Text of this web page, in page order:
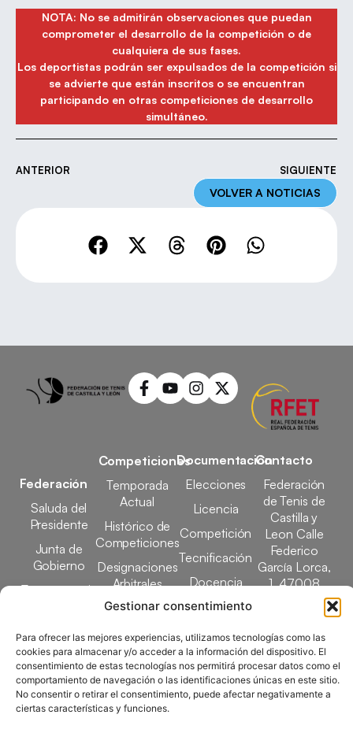
Gestionar consentimiento
Para ofrecer las mejores experiencias, utilizamos tecnologías como las
cookies para almacenar y/o acceder a la información del dispositivo. El
consentimiento de estas tecnologías nos permitirá procesar datos como el
comportamiento de navegación o las identificaciones únicas en este sitio.
No consentir o retirar el consentimiento, puede afectar negativamente a
ciertas características y funciones.
NOTA: No se admitirán observaciones que puedan
comprometer el desarrollo de la competición o de
cualquiera de sus fases.
Los deportistas podrán ser expulsados de la competición si
se advierte que están inscritos o se encuentran
participando en otras competiciones de desarrollo
simultáneo.
ANTERIOR SIGUIENTE
VOLVER A NOTICIAS
Federación
Saluda del
Presidente
Junta de
Gobierno
Transparencia
Clubes
Federados
Competiciones
Temporada
Actual
Histórico de
Competiciones
Designaciones
Arbitrales
Documentación
Elecciones
Licencia
Competición
Tecnificación
Docencia
Contacto
Federación
de Tenis de
Castilla y
Leon Calle
Federico
García Lorca,
1, 47008
983 24 94 26
Copyright © 2025 Federación de Tenis de Castilla y León |